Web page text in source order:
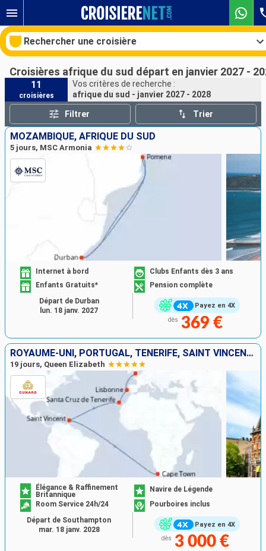
Rechercher une croisière
Nos destinations
Mois de départ
Ports Compagnies
Rechercher
Croisières afrique du sud départ en janvier 2027 -
11
croisières
Vos critères de recherche :
afrique du sud - janvier 2027 - 2028
Filtrer Trier
MOZAMBIQUE, AFRIQUE DU SUD
5 jours, MSC Armonia
Payez en 4X
Internet à bord
Clubs Enfants dès 3 ans
Enfants Gratuits*
Pension complète
dès 369 €
Départ de Durban
lun. 18 janv. 2027
ROYAUME-UNI, PORTUGAL, TENERIFE, SAINT VINCENT-ET-LES-GRENADINES, AFRIQUE DU SUD
19 jours, Queen Elizabeth
Payez en 4X
Élégance & Raffinement
Britannique
Navire de Légende
Room Service 24h/24
Pourboires inclus
dès 3 000 €
Départ de Southampton
mar. 18 janv. 2028